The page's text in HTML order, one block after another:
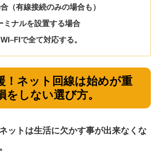
（有線接続のみの場合も）
ナルを設置する場合
で全て対応する。
！ネット回線は始めが重
をしない選び方。
ットは生活に欠かす事が出来なくな